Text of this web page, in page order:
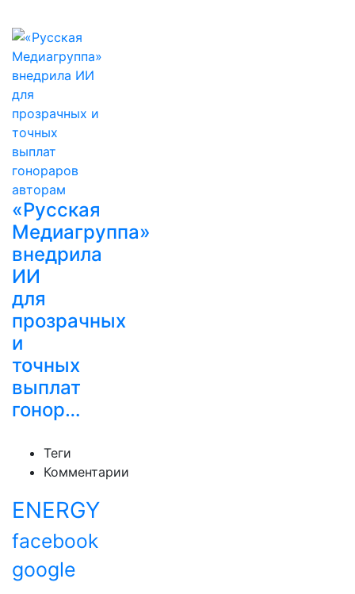
«Русская
Медиагруппа»
внедрила
ИИ
для
прозрачных
и
точных
выплат
гонор…
Теги
Комментарии
ENERGY
facebook
google